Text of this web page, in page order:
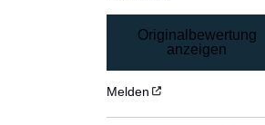
Originalbewertung
anzeigen
Melden